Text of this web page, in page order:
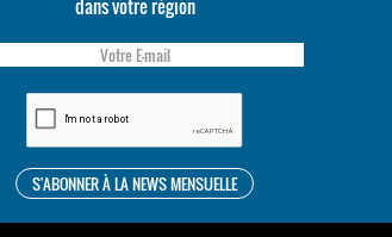
dans votre région